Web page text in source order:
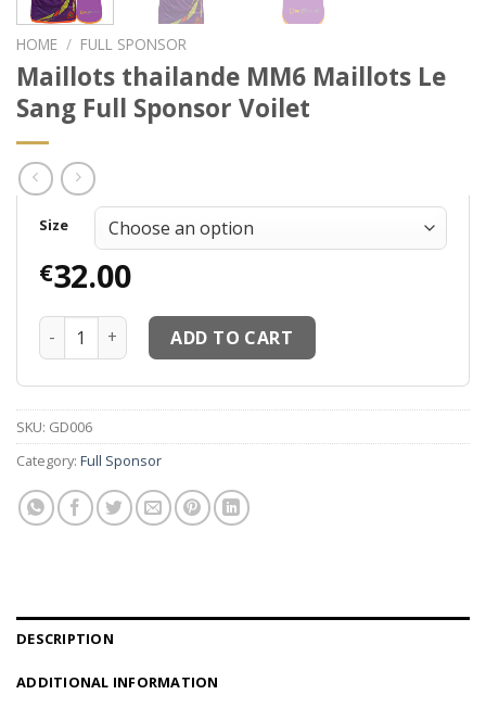
HOME / FULL SPONSOR
Maillots thailande MM6 Maillots Le
Sang Full Sponsor Voilet
Size
€32.00
Maillots thailande MM6 Maillots Le Sang Full Sponsor
ADD TO CART
SKU: GD006
Category: Full Sponsor
DESCRIPTION
ADDITIONAL INFORMATION